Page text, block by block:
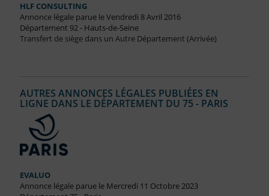
HLF CONSULTING
Annonce légale parue le Vendredi 8 Avril 2016
Département 92 - Hauts-de-Seine
Transfert de siège dans un Autre Département (Arrivée)
AUTRES ANNONCES LÉGALES PUBLIÉES EN
LIGNE DANS LE DÉPARTEMENT DU 75 - PARIS
EVALUO
Annonce légale parue le Mercredi 11 Octobre 2023